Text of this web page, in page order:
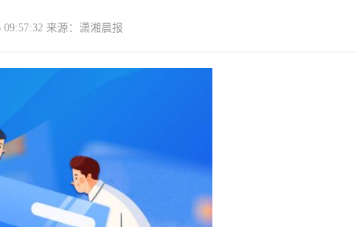
09:57:32 来源：潇湘晨报